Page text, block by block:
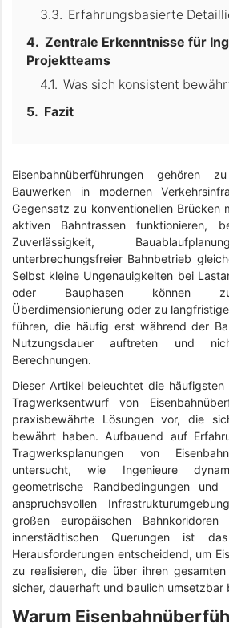
Erfahrungsbasierte
Zentrale Erkenntnisse für
Projektteams
Was sich konsistent
Fazit
Eisenbahnüberführungen gehören
Bauwerken in modernen
Gegensatz zu konventionellen Brücken
aktiven Bahntrassen funktionieren,
Zuverlässigkeit,
unterbrechungsfreier Bahnbetrieb
Selbst kleine Ungenauigkeiten bei
oder Bauphasen können zu
Überdimensionierung oder zu
führen, die häufig erst während der
Nutzungsdauer auftreten und
Berechnungen.
Dieser Artikel beleuchtet die häufigsten
Tragwerksentwurf von
praxisbewährte Lösungen vor, die
bewährt haben. Aufbauend auf
Tragwerksplanungen von
untersucht, wie Ingenieure
geometrische Randbedingungen und
anspruchsvollen
großen europäischen
innerstädtischen Querungen ist
Herausforderungen entscheidend, um
zu realisieren, die über ihren
sicher, dauerhaft und baulich umsetzbar
Warum